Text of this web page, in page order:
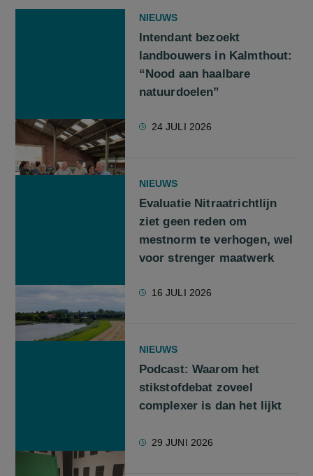
NIEUWS
Intendant bezoekt
landbouwers in Kalmthout:
“Nood aan haalbare
natuurdoelen”
24 JULI 2026
NIEUWS
Evaluatie Nitraatrichtlijn
ziet geen reden om
mestnorm te verhogen, wel
voor strenger maatwerk
16 JULI 2026
NIEUWS
Podcast: Waarom het
stikstofdebat zoveel
complexer is dan het lijkt
29 JUNI 2026